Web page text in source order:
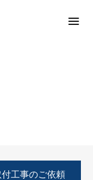
付工事のご依頼